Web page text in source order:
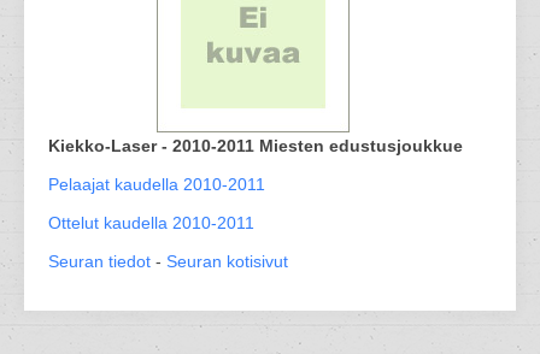
Kiekko-Laser - 2010-2011 Miesten edustusjoukkue
Pelaajat kaudella 2010-2011
Ottelut kaudella 2010-2011
Seuran tiedot - Seuran kotisivut